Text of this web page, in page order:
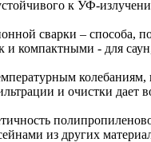
к УФ-
сварки – способа,
и компактными - для
и очистки дает
из других